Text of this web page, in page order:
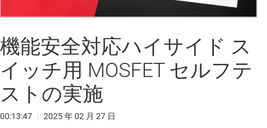
Video
機能安全対応ハイサイド ス
イッチ用 MOSFET セルフテ
ストの実施
00:13:47 | 2025 年 02 月 27 日